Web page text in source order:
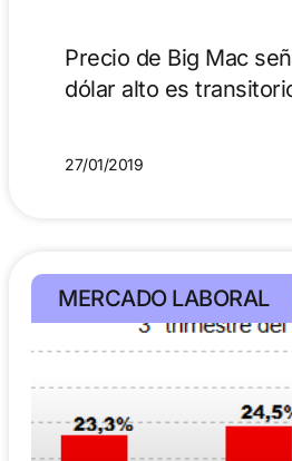
Precio de Big Mac
dólar alto es
27/01/2019
MERCADO LABORAL